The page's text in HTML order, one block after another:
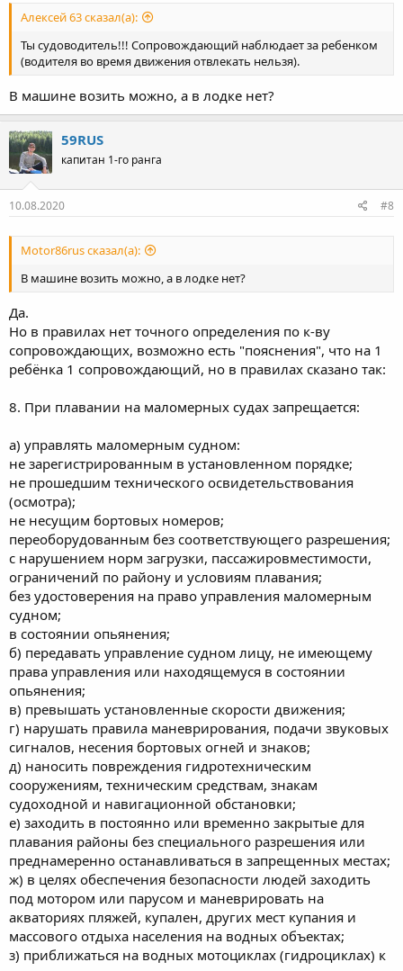
Алексей 63 сказал(а):
Ты судоводитель!!! Сопровождающий наблюдает за ребенком
(водителя во время движения отвлекать нельзя).
В машине возить можно, а в лодке нет?
59RUS
капитан 1-го ранга
10.08.2020 #8
Motor86rus сказал(а):
В машине возить можно, а в лодке нет?
Да.
Но в правилах нет точного определения по к-ву
сопровождающих, возможно есть "пояснения", что на 1
ребёнка 1 сопровождающий, но в правилах сказано так:
8. При плавании на маломерных судах запрещается:
а) управлять маломерным судном:
не зарегистрированным в установленном порядке;
не прошедшим технического освидетельствования
(осмотра);
не несущим бортовых номеров;
переоборудованным без соответствующего разрешения;
с нарушением норм загрузки, пассажировместимости,
ограничений по району и условиям плавания;
без удостоверения на право управления маломерным
судном;
в состоянии опьянения;
б) передавать управление судном лицу, не имеющему
права управления или находящемуся в состоянии
опьянения;
в) превышать установленные скорости движения;
г) нарушать правила маневрирования, подачи звуковых
сигналов, несения бортовых огней и знаков;
д) наносить повреждения гидротехническим
сооружениям, техническим средствам, знакам
судоходной и навигационной обстановки;
е) заходить в постоянно или временно закрытые для
плавания районы без специального разрешения или
преднамеренно останавливаться в запрещенных местах;
ж) в целях обеспечения безопасности людей заходить
под мотором или парусом и маневрировать на
акваториях пляжей, купален, других мест купания и
массового отдыха населения на водных объектах;
з) приближаться на водных мотоциклах (гидроциклах) к